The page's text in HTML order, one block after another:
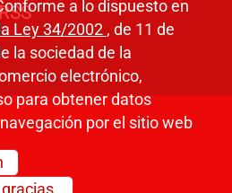
a lo dispuesto en
Ley 34/2002 , de 11 de
la sociedad de la
electrónico,
para obtener datos
por el sitio web